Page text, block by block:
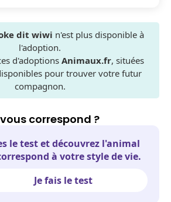
dit wiwi n'est plus disponible à
l'adoption.
d'adoptions Animaux.fr, situées
pour trouver votre futur
compagnon.
correspond ?
le test et découvrez l'animal
à votre style de vie.
Je fais le test